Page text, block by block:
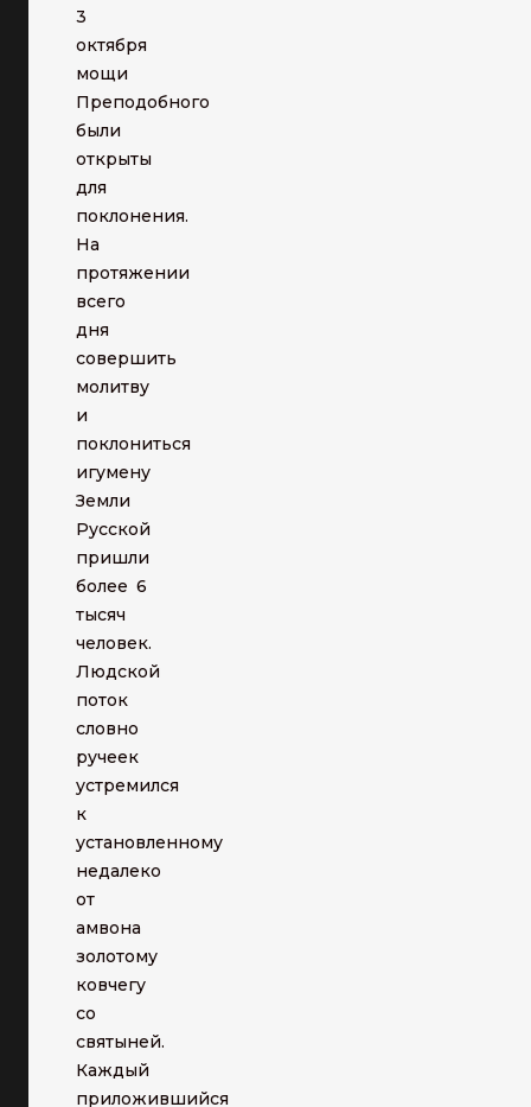
3
октября
мощи
Преподобного
были
открыты
для
поклонения.
На
протяжении
всего
дня
совершить
молитву
и
поклониться
игумену
Земли
Русской
пришли
более 6
тысяч
человек.
Людской
поток
словно
ручеек
устремился
к
установленному
недалеко
от
амвона
золотому
ковчегу
со
святыней.
Каждый
приложившийся